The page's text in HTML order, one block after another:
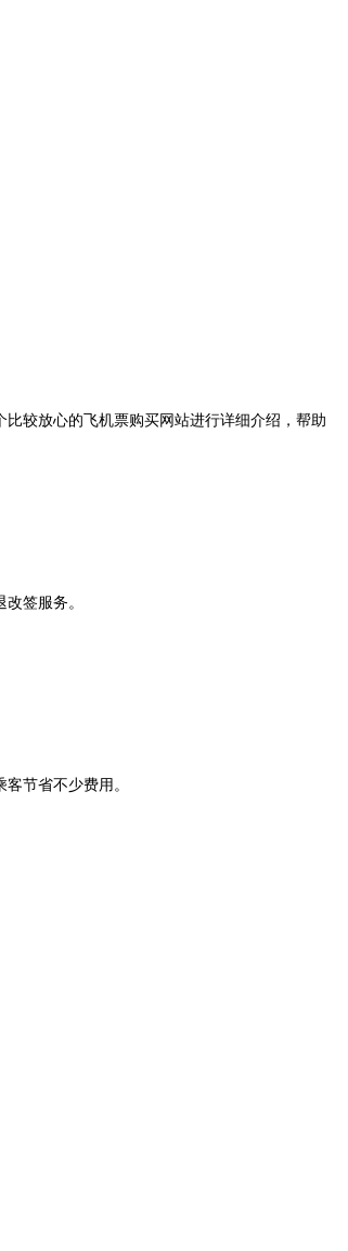
比较放心的飞机票购买网站进行详细介绍，帮助
签服务。
节省不少费用。